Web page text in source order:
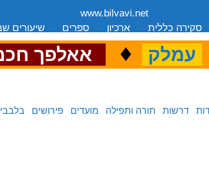
www.bilvavi.net
שיעורים ספרים ארכיון סקירה כללית
עמלק ♦ אאלפך
דרשות תורה ותפילה מועדים פירושים